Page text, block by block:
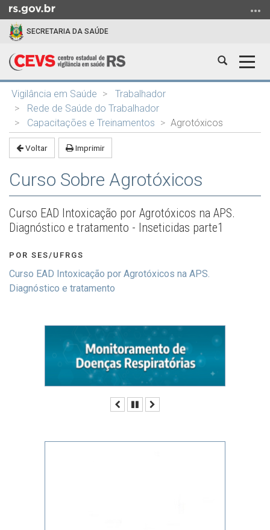
para
para
menu
para
SECRETARIA DA SAÚDE
Abrir
Início
conteúdo
Vigilância em Saúde
Trabalhador
Rede de Saúde do Trabalhador
Capacitações e Treinamentos
Agrotóxicos
Voltar Imprimir
Curso Sobre Agrotóxicos
Curso EAD Intoxicação por Agrotóxicos na APS.
Diagnóstico e tratamento - Inseticidas parte1
POR SES/UFRGS
Curso EAD Intoxicação por Agrotóxicos na APS.
Diagnóstico e tratamento
AnteriorPausar